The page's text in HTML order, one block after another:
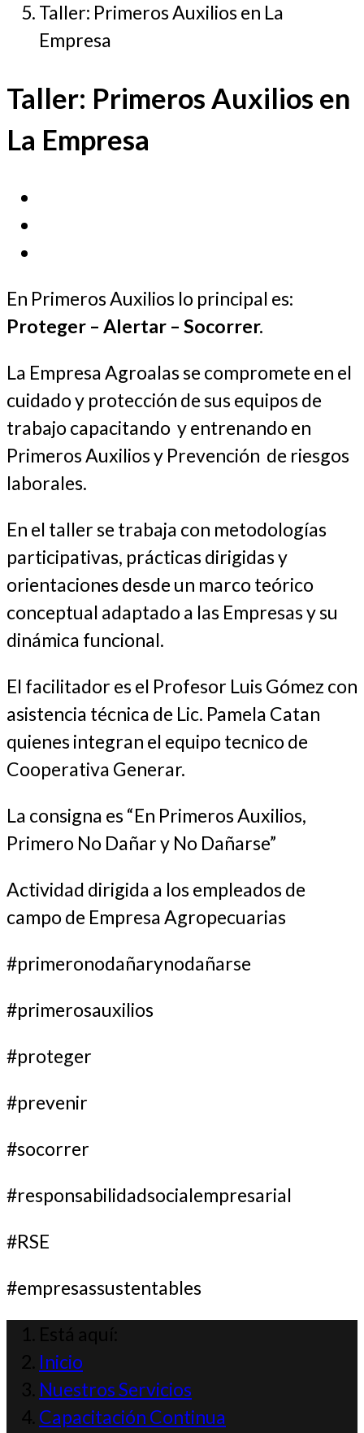
Taller: Primeros Auxilios en La
Empresa
Taller: Primeros Auxilios en
La Empresa
En Primeros Auxilios lo principal es:
Proteger – Alertar – Socorrer.
La Empresa Agroalas se compromete en el
cuidado y protección de sus equipos de
trabajo capacitando y entrenando en
Primeros Auxilios y Prevención de riesgos
laborales.
En el taller se trabaja con metodologías
participativas, prácticas dirigidas y
orientaciones desde un marco teórico
conceptual adaptado a las Empresas y su
dinámica funcional.
El facilitador es el Profesor Luis Gómez con
asistencia técnica de Lic. Pamela Catan
quienes integran el equipo tecnico de
Cooperativa Generar.
La consigna es “En Primeros Auxilios,
Primero No Dañar y No Dañarse”
Actividad dirigida a los empleados de
campo de Empresa Agropecuarias
#primeronodañarynodañarse
#primerosauxilios
#proteger
#prevenir
#socorrer
#responsabilidadsocialempresarial
#RSE
#empresassustentables
Inicio
Nuestros Servicios
Capacitación Continua